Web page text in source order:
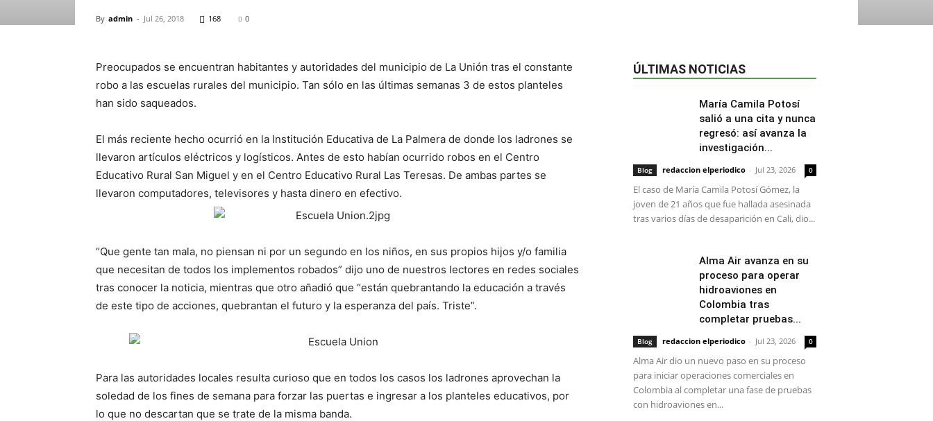
By admin - Jul 26, 2018 168 0
Preocupados se encuentran habitantes y autoridades del municipio de La Unión tras el constante
robo a las escuelas rurales del municipio. Tan sólo en las últimas semanas 3 de estos planteles
han sido saqueados.
El más reciente hecho ocurrió en la Institución Educativa de La Palmera de donde los ladrones se
llevaron artículos eléctricos y logísticos. Antes de esto habían ocurrido robos en el Centro
Educativo Rural San Miguel y en el Centro Educativo Rural Las Teresas. De ambas partes se
llevaron computadores, televisores y hasta dinero en efectivo.
“Que gente tan mala, no piensan ni por un segundo en los niños, en sus propios hijos y/o familia
que necesitan de todos los implementos robados” dijo uno de nuestros lectores en redes sociales
tras conocer la noticia, mientras que otro añadió que “están quebrantando la educación a través
de este tipo de acciones, quebrantan el futuro y la esperanza del país. Triste”.
Para las autoridades locales resulta curioso que en todos los casos los ladrones aprovechan la
soledad de los fines de semana para forzar las puertas e ingresar a los planteles educativos, por
lo que no descartan que se trate de la misma banda.
ÚLTIMAS NOTICIAS
María Camila Potosí
salió a una cita y nunca
regresó: así avanza la
investigación...
Blog redaccion elperiodico - Jul 23, 2026 0
El caso de María Camila Potosí Gómez, la
joven de 21 años que fue hallada asesinada
tras varios días de desaparición en Cali, dio...
Alma Air avanza en su
proceso para operar
hidroaviones en
Colombia tras
completar pruebas...
Blog redaccion elperiodico - Jul 23, 2026 0
Alma Air dio un nuevo paso en su proceso
para iniciar operaciones comerciales en
Colombia al completar una fase de pruebas
con hidroaviones en...